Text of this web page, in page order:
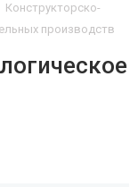
Конструкторско-
производств